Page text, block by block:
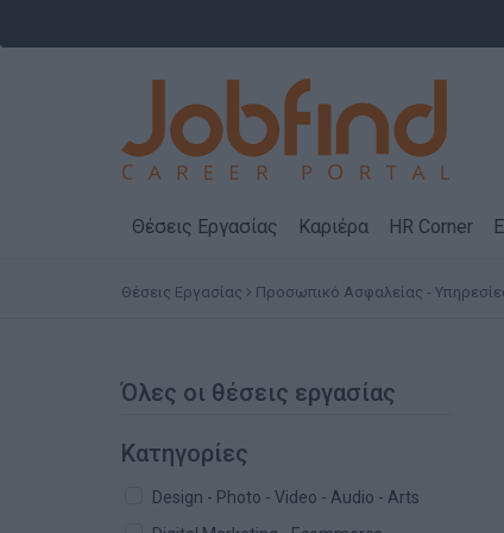
Θέσεις Εργασίας Καριέρα HR Corner
Θέσεις Εργασίας Προσωπικό Ασφαλείας -
Όλες οι θέσεις εργασίας
Κατηγορίες
Design - Photo - Video - Audio - Arts